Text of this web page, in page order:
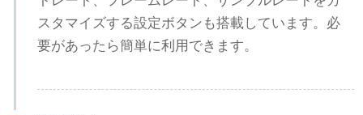
スタマイズする設定ボタンも搭載しています。必
要があったら簡単に利用できます。